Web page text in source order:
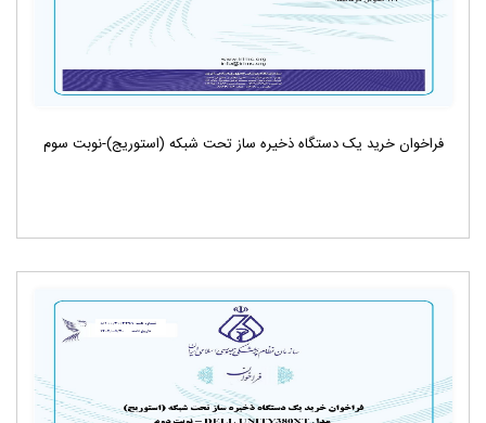
فراخوان خرید یک دستگاه ذخیره ساز تحت شبکه (استوریج)-نوبت سوم